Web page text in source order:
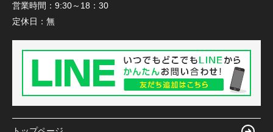
営業時間： 9:30～18：30
定休日： 無